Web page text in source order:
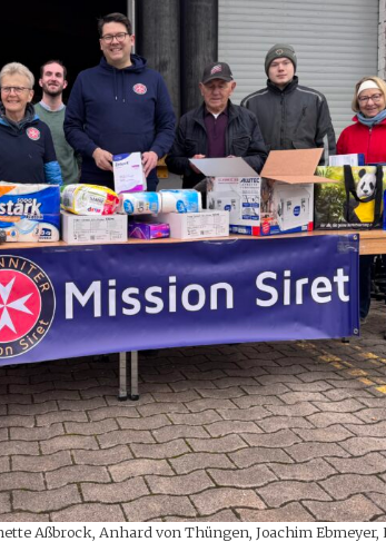
Aßbrock, Anhard von Thüngen, Joachim Ebmeyer,